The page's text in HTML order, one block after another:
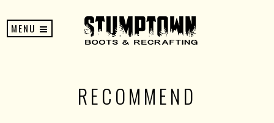
MENU
RECOMMEND